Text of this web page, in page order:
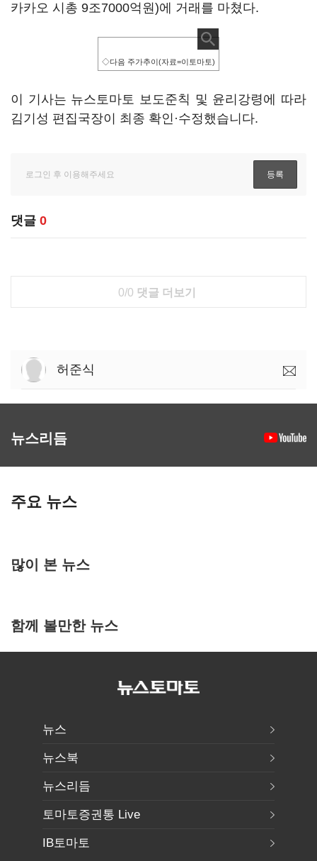
카카오 시총 9조7000억원)에 거래를 마쳤다.
◇다음 주가추이(자료=이토마토)
이 기사는 뉴스토마토 보도준칙 및 윤리강령에 따라
김기성 편집국장이 최종 확인·수정했습니다.
댓글 0
0/0 댓글 더보기
허준식
뉴스리듬
주요 뉴스
많이 본 뉴스
함께 볼만한 뉴스
뉴스
뉴스북
뉴스리듬
토마토증권통 Live
IB토마토